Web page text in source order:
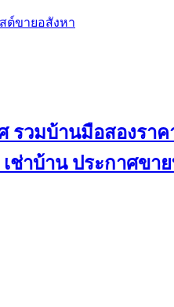
ต์ขายอสังหา
รวมบ้านมือสองร
าบ้าน ประกาศขา